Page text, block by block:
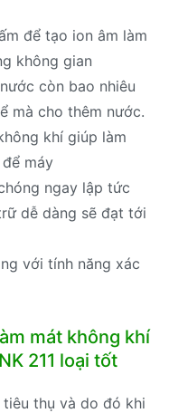
để tạo ion âm làm
không gian
còn bao nhiêu
mà cho thêm nước.
khí giúp làm
máy
ngay lập tức
dễ dàng sẽ đạt tới
với tính năng xác
mát không khí
211 loại tốt
thụ và do đó khi